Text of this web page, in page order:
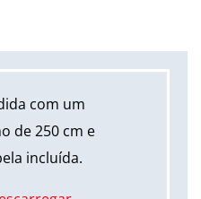
com um
de 250 cm e
incluída.